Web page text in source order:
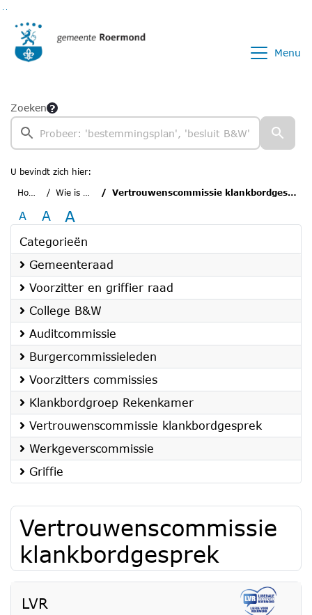
Menu
Zoeken
U bevindt zich hier:
Home
Wie is wie Vertrouwenscommissie klankbordgesprek
A A A
Categorieën
Gemeenteraad
Voorzitter en griffier raad
College B&W
Auditcommissie
Burgercommissieleden
Voorzitters commissies
Klankbordgroep Rekenkamer
Vertrouwenscommissie klankbordgesprek
Werkgeverscommissie
Griffie
Vertrouwenscommissie
klankbordgesprek
LVR